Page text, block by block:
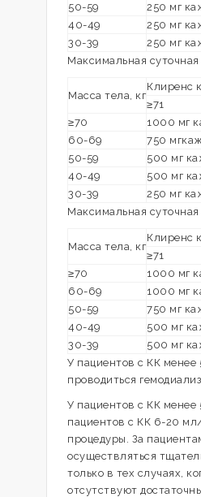
50-59
250 мг
40-49
250 мг
30-39
250 мг
Максимальная суточная
Масса тела, кг
Клиренс
≥71
≥70
1000 мг
60-69
750
50-59
500 мг
40-49
500 мг
30-39
250 мг
Максимальная суточная
Масса тела, кг
Клиренс
≥71
≥70
1000 мг
60-69
1000 мг
50-59
750 мг
40-49
500 мг
30-39
500 мг
У пациентов с КК менее
проводиться
У пациентов с КК менее
пациентов с КК 6-20
процедуры. За
осуществляться
только в тех случаях,
отсутствуют